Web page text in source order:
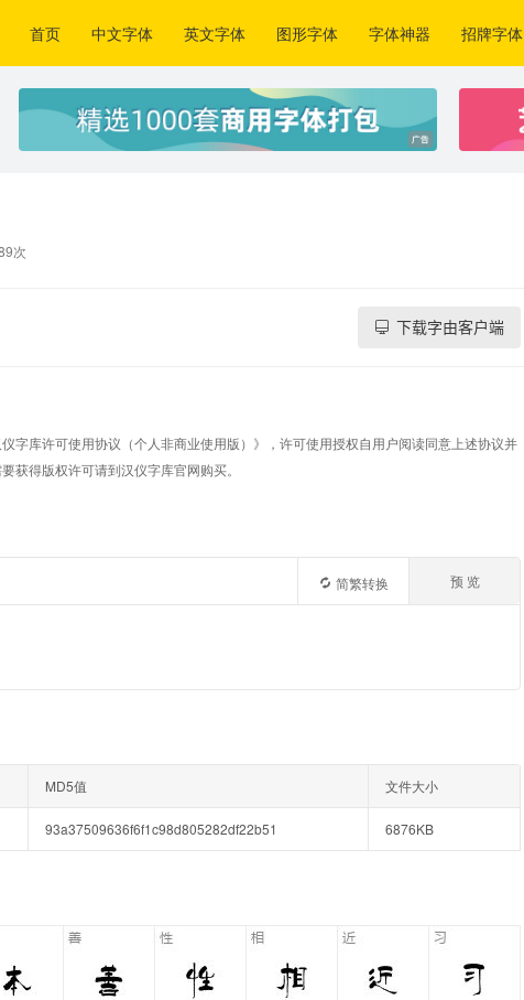
首页 中文字体 英文字体 图形字体 字体神器 招牌字体
次
下载字由客户端
字库许可使用协议（个人非商业使用版）》，许可使用授权自用户阅读同意上述协议并
获得版权许可请到汉仪字库官网购买。
预 览
简繁转换
MD5值 文件大小
93a37509636f6f1c98d805282df22b51 6876KB